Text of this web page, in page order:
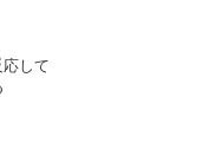
して